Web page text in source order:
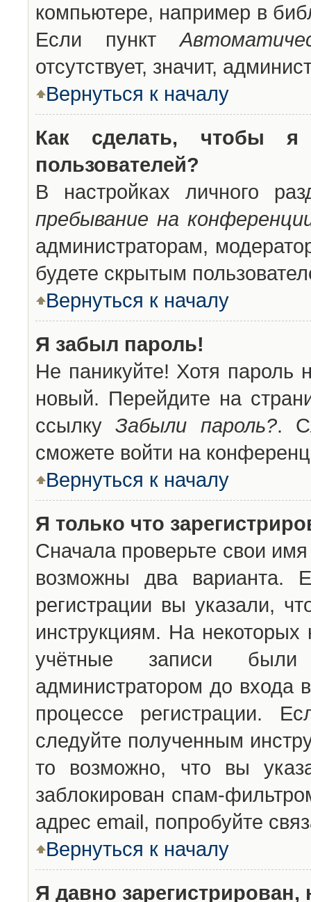
компьютере, например в
Если пункт
отсутствует, значит,
Вернуться к началу
Как сделать, чтобы
пользователей?
В настройках личного
пребывание на
администраторам,
будете скрытым
Вернуться к началу
Я забыл пароль!
Не паникуйте! Хотя пароль
новый. Перейдите на
ссылкуЗабыли пароль?.
сможете войти на
Вернуться к началу
Я только что
Сначала проверьте свои
возможны два варианта.
регистрации вы указали,
инструкциям. На
учётные записи были
администратором до входа
процессе регистрации.
следуйте полученным
то возможно, что вы
заблокирован спам-
адрес email, попробуйте
Вернуться к началу
Я давно